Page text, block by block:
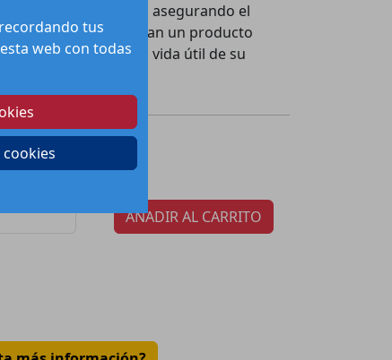
tus
web con todas
y un ajuste preciso, asegurando el
para quienes buscan un producto
Aumente la vida útil de su
ángulo horizontal.
74.08€
por paquete:1
AÑADIR AL CARRITO